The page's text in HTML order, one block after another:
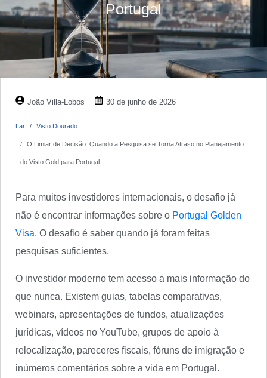
Portugal
João Villa-Lobos 30 de junho de 2026
Lar Visto Dourado
O Limiar de Decisão: Quando a Pesquisa se Torna Atraso no Planejamento
do Visto Gold para Portugal
Para muitos investidores internacionais, o desafio já
não é encontrar informações sobre o Portugal Golden
Visa. O desafio é saber quando já foram feitas
pesquisas suficientes.
O investidor moderno tem acesso a mais informação do
que nunca. Existem guias, tabelas comparativas,
webinars, apresentações de fundos, atualizações
jurídicas, vídeos no YouTube, grupos de apoio à
relocalização, pareceres fiscais, fóruns de imigração e
inúmeros comentários sobre a vida em Portugal.